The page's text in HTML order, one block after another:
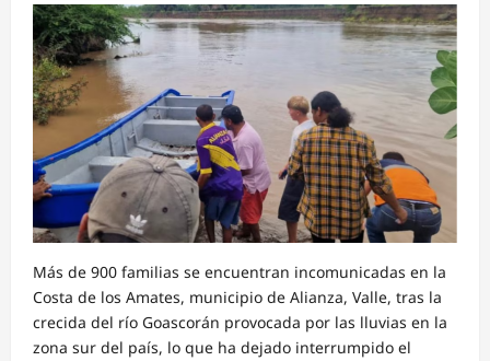
Más de 900 familias se encuentran incomunicadas en la
Costa de los Amates, municipio de Alianza, Valle, tras la
crecida del río Goascorán provocada por las lluvias en la
zona sur del país, lo que ha dejado interrumpido el